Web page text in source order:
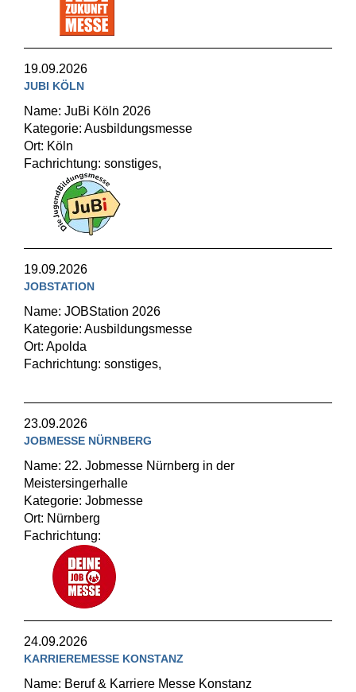
19.09.2026
JUBI KÖLN
Name: JuBi Köln 2026
Kategorie: Ausbildungsmesse
Ort: Köln
Fachrichtung: sonstiges,
19.09.2026
JOBSTATION
Name: JOBStation 2026
Kategorie: Ausbildungsmesse
Ort: Apolda
Fachrichtung: sonstiges,
23.09.2026
JOBMESSE NÜRNBERG
Name: 22. Jobmesse Nürnberg in der
Meistersingerhalle
Kategorie: Jobmesse
Ort: Nürnberg
Fachrichtung:
24.09.2026
KARRIEREMESSE KONSTANZ
Name: Beruf & Karriere Messe Konstanz